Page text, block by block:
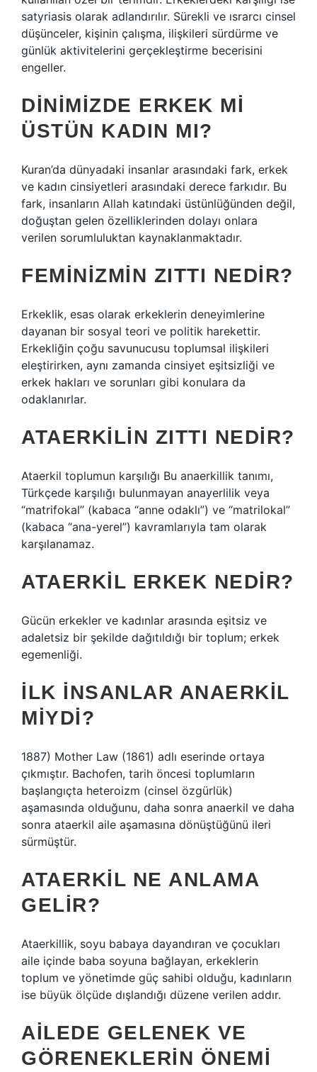
satyriasis olarak adlandırılır. Sürekli ve ısrarcı cinsel
düşünceler, kişinin çalışma, ilişkileri sürdürme ve
günlük aktivitelerini gerçekleştirme becerisini
engeller.
DINIMIZDE ERKEK MI
ÜSTÜN KADIN MI?
Kuran’da dünyadaki insanlar arasındaki fark, erkek
ve kadın cinsiyetleri arasındaki derece farkıdır. Bu
fark, insanların Allah katındaki üstünlüğünden değil,
doğuştan gelen özelliklerinden dolayı onlara
verilen sorumluluktan kaynaklanmaktadır.
FEMINIZMIN ZITTI NEDIR?
Erkeklik, esas olarak erkeklerin deneyimlerine
dayanan bir sosyal teori ve politik harekettir.
Erkekliğin çoğu savunucusu toplumsal ilişkileri
eleştirirken, aynı zamanda cinsiyet eşitsizliği ve
erkek hakları ve sorunları gibi konulara da
odaklanırlar.
ATAERKILIN ZITTI NEDIR?
Ataerkil toplumun karşılığı Bu anaerkillik tanımı,
Türkçede karşılığı bulunmayan anayerlilik veya
“matrifokal” (kabaca “anne odaklı”) ve “matrilokal”
(kabaca “ana-yerel”) kavramlarıyla tam olarak
karşılanamaz.
ATAERKIL ERKEK NEDIR?
Gücün erkekler ve kadınlar arasında eşitsiz ve
adaletsiz bir şekilde dağıtıldığı bir toplum; erkek
egemenliği.
İLK INSANLAR ANAERKIL
MIYDI?
1887) Mother Law (1861) adlı eserinde ortaya
çıkmıştır. Bachofen, tarih öncesi toplumların
başlangıçta heteroizm (cinsel özgürlük)
aşamasında olduğunu, daha sonra anaerkil ve daha
sonra ataerkil aile aşamasına dönüştüğünü ileri
sürmüştür.
ATAERKIL NE ANLAMA
GELIR?
Ataerkillik, soyu babaya dayandıran ve çocukları
aile içinde baba soyuna bağlayan, erkeklerin
toplum ve yönetimde güç sahibi olduğu, kadınların
ise büyük ölçüde dışlandığı düzene verilen addır.
AILEDE GELENEK VE
GÖRENEKLERIN ÖNEMI